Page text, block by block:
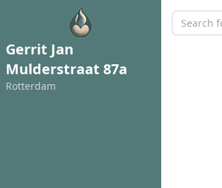
Gerrit Jan
Mulderstraat 87a
Rotterdam